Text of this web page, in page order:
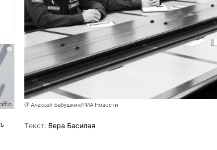
@ Алексей Бабушкин/РИА Новости
Tекст: Вера Басилая